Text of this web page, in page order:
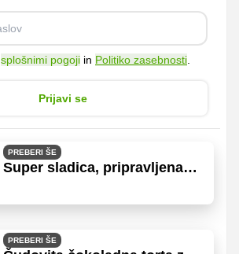
splošnimi pogoji in Politiko zasebnosti
Prijavi se
PREBERI ŠE
Super sladica, pripravljena
PREBERI ŠE